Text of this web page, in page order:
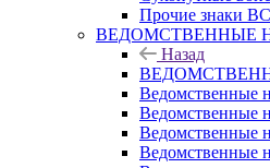
Прочие знаки ВС
ВЕДОМСТВЕННЫЕ
Назад
Ведомственные
Ведомственные
Ведомственные
Ведомственные